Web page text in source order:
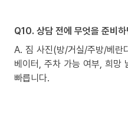
Q10. 상담 전에 무엇을 준비
A. 짐 사진(방/거실/주방/베란
베이터, 주차 가능 여부, 희망
빠릅니다.